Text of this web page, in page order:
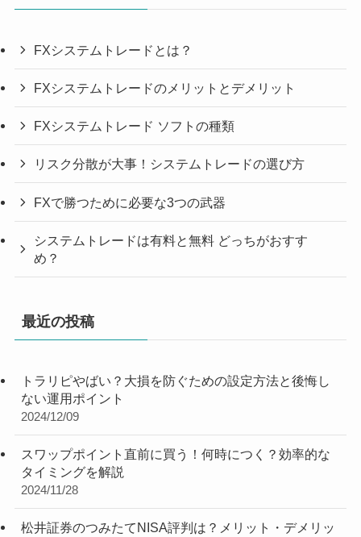
FXシステムトレードとは？
FXシステムトレードのメリットとデメリット
FXシステムトレード ソフトの種類
リスク分散が大事！システムトレードの選び方
FXで勝つために必要な3つの武器
システムトレードは有料と無料 どっちがおすす
め？
最近の投稿
トラリピやばい？大損を防ぐための設定方法と後悔し
ない運用ポイント
2024/12/09
スワップポイント直前に買う！何時につく？効率的な
タイミングを解説
2024/11/28
松井証券のつみたてNISA評判は？メリット・デメリッ